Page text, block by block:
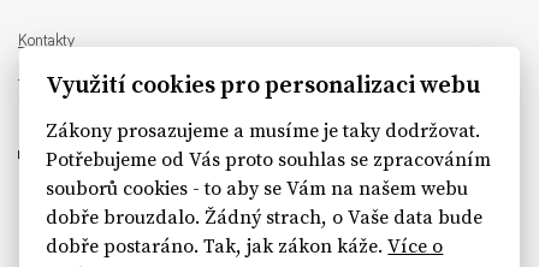
Kontakty
info@rekonstrukcestatu.cz
sinfin.digital
Využití cookies pro personalizaci webu
Zákony prosazujeme a musíme je taky dodržovat.
Potřebujeme od Vás proto souhlas se zpracováním
souborů cookies - to aby se Vám na našem webu
dobře brouzdalo. Žádný strach, o Vaše data bude
dobře postaráno. Tak, jak zákon káže.Více o